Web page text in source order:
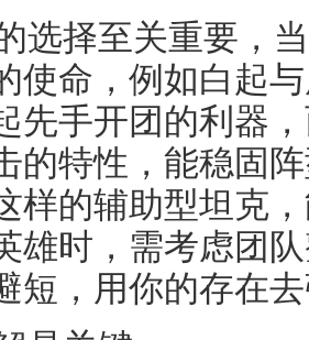
选择至关重要，
使命，例如白起
先手开团的利器
的特性，能稳固
样的辅助型坦克
雄时，需考虑团
短，用你的存在